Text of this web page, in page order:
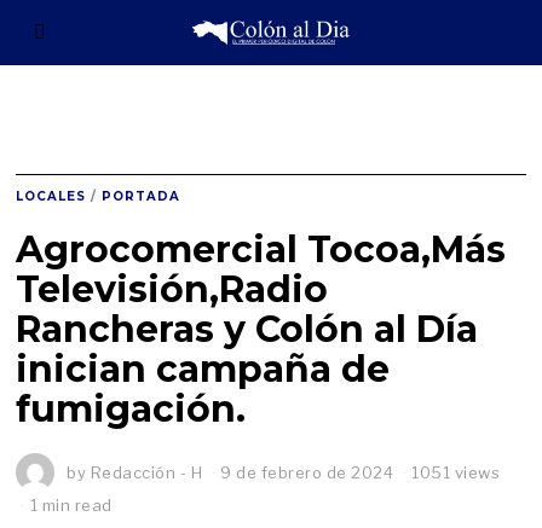
LOCALES / PORTADA
Agrocomercial Tocoa,Más
Televisión,Radio
Rancheras y Colón al Día
inician campaña de
fumigación.
by Redacción - H 9 de febrero de 2024 9 1051 views
1 min read